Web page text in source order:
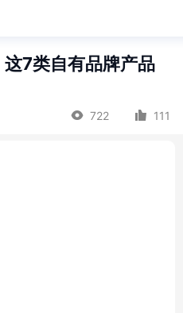
7类自有品牌产品
722 111